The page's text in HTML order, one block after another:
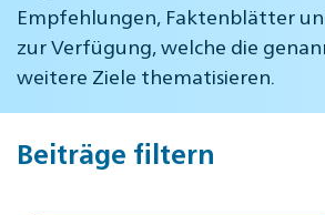
Empfehlungen, Faktenblätter
zur Verfügung, welche die
weitere Ziele thematisieren.
Beiträge filtern